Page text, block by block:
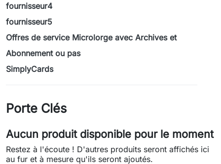
fournisseur4
fournisseur5
Offres de service Microlorge avec Archives et
Abonnement ou pas
SimplyCards
Porte Clés
Aucun produit disponible pour le moment
Restez à l'écoute ! D'autres produits seront affichés ici
au fur et à mesure qu'ils seront ajoutés.